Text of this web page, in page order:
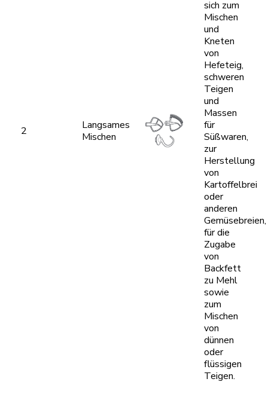
2
Langsames
Mischen
sich zum
Mischen
und
Kneten
von
Hefeteig,
schweren
Teigen
und
Massen
für
Süßwaren,
zur
Herstellung
von
Kartoffelbrei
oder
anderen
Gemüsebreien,
für die
Zugabe
von
Backfett
zu Mehl
sowie
zum
Mischen
von
dünnen
oder
flüssigen
Teigen.